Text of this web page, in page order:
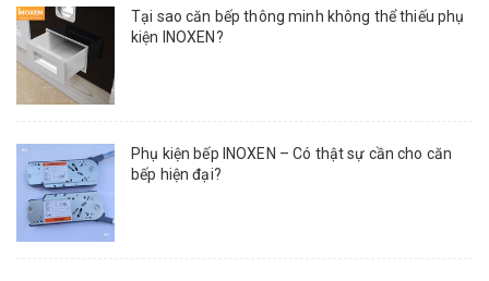
Tại sao căn bếp thông minh không thể thiếu phụ
kiện INOXEN?
Phụ kiện bếp INOXEN – Có thật sự cần cho căn
bếp hiện đại?